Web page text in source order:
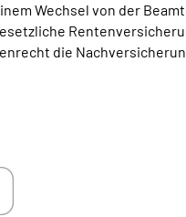
Wechsel von der
die